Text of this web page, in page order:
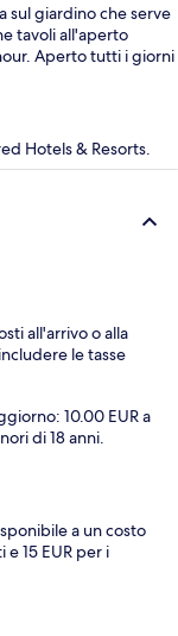
sul giardino che serve
tavoli all'aperto
Aperto tutti i giorni
Hotels & Resorts.
all'arrivo o alla
le tasse
10.00 EUR a
di 18 anni.
a un costo
15 EUR per i